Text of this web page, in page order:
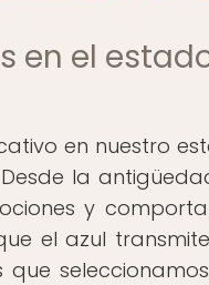
en el
en nuestro
la
y
el azul
que